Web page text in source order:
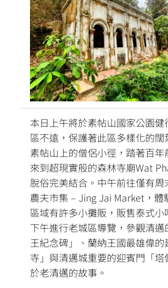
本日上午將於素帖山國家公園
區不遠，保護著此區多樣化的
素帖山上的僧侶小徑，踏著百年
來到超現實般的森林寺廟Wat
脫俗完美結合。中午前往僅有
農夫市集 – Jing Jai Market，體
區域有許多小攤販，販售泰式小
下午進行老城區導覽，參觀清邁
王紀念碑」、蘭納王國最雄偉
寺」與清邁城重要的迎賓門「
於老清邁的故事。